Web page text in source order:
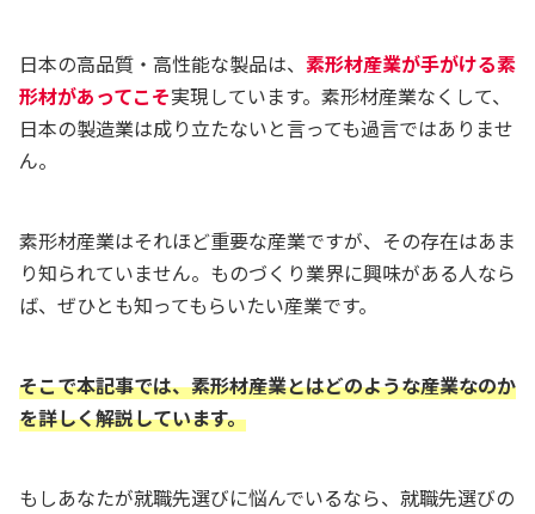
日本の高品質・高性能な製品は、 素形材産業が手がける素
形材があってこそ実現しています。素形材産業なくして、
日本の製造業は成り立たないと言っても過言ではありませ
ん。
素形材産業はそれほど重要な産業ですが、その存在はあま
り知られていません。ものづくり業界に興味がある人なら
ば、ぜひとも知ってもらいたい産業です。
そこで本記事では、素形材産業とはどのような産業なのか
を詳しく解説しています。
もしあなたが就職先選びに悩んでいるなら、就職先選びの